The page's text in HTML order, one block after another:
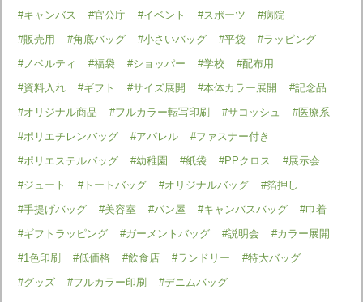
#キャンバス
#官公庁 #イベント #スポーツ
#病院
#販売用
#角底バッグ #小さいバッグ #平袋
#ラッピング
#ノベルティ
#福袋 #ショッパー #学校
#配布用
#資料入れ
#ギフト #サイズ展開 #本体カラー展開
#記念品
#オリジナル商品
#フルカラー転写印刷 #サコッシュ
#医療系
#ポリエチレンバッグ
#アパレル
#ファスナー付き
#ポリエステルバッグ
#幼稚園 #紙袋 #PPクロス
#展示会
#ジュート
#トートバッグ #オリジナルバッグ
#箔押し
#手提げバッグ
#美容室 #パン屋 #キャンバスバッグ
#巾着
#ギフトラッピング
#ガーメントバッグ #説明会
#カラー展開
#1色印刷
#低価格 #飲食店 #ランドリー
#特大バッグ
#グッズ
#フルカラー印刷 #デニムバッグ